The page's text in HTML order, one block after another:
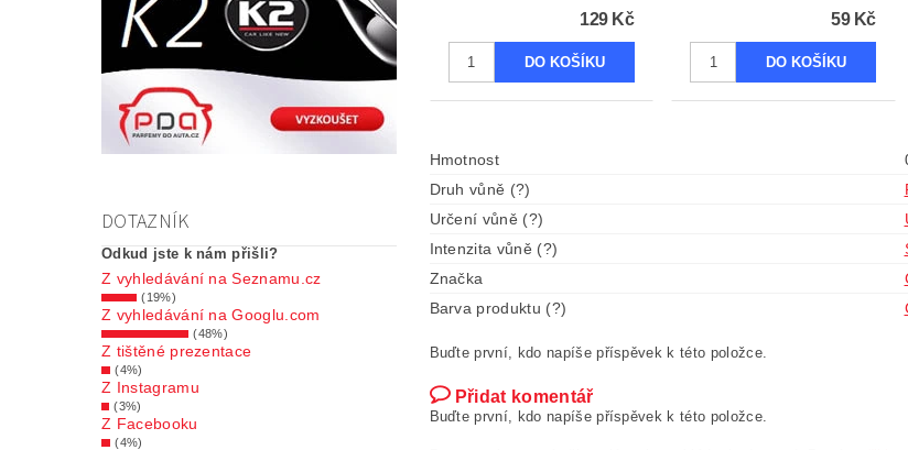
DOTAZNÍK
Odkud jste k nám přišli?
Z vyhledávání na Seznamu.cz
(19%)
Z vyhledávání na Googlu.com
(48%)
Z tištěné prezentace
(4%)
Z Instagramu
(3%)
Z Facebooku
(4%)
129 Kč 59 Kč
Hmotnost
Druh vůně (?)
Určení vůně (?)
Intenzita vůně (?)
Značka
Barva produktu (?)
Buďte první, kdo napíše příspěvek k této položce.
Přidat komentář
Buďte první, kdo napíše příspěvek k této položce.